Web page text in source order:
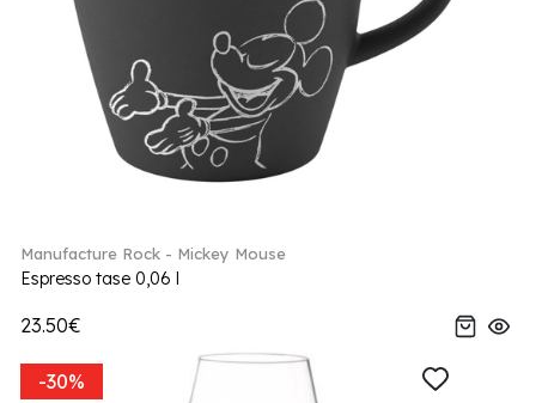
Manufacture Rock - Mickey Mouse
Espresso tase 0,06 l
23.50€
-30%